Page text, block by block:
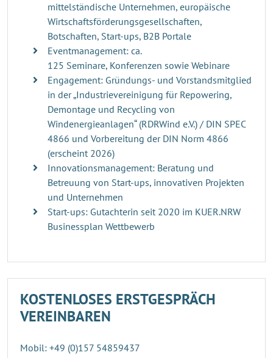
mittelständische Unternehmen, europäische
Wirtschaftsförderungsgesellschaften,
Botschaften, Start-ups, B2B Portale
Eventmanagement: ca.
125 Seminare, Konferenzen sowie Webinare
Engagement: Gründungs- und Vorstandsmitglied
in der „Industrievereinigung für Repowering,
Demontage und Recycling von
Windenergieanlagen“ (RDRWind e.V.) / DIN SPEC
4866 und Vorbereitung der DIN Norm 4866
(erscheint 2026)
Innovationsmanagement: Beratung und
Betreuung von Start-ups, innovativen Projekten
und Unternehmen
Start-ups: Gutachterin seit 2020 im KUER.NRW
Businessplan Wettbewerb
KOSTENLOSES ERSTGESPRÄCH
VEREINBAREN
Mobil: +49 (0)157 54859437